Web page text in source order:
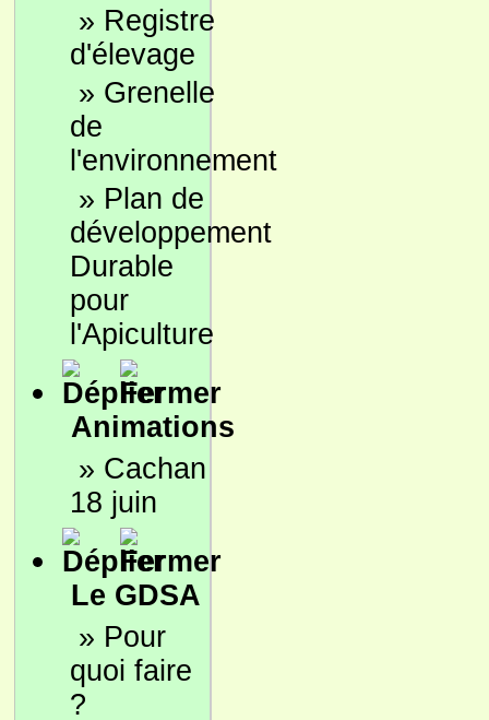
» Registre
d'élevage
» Grenelle
de
l'environnement
» Plan de
développement
Durable
pour
l'Apiculture
Animations
» Cachan
18 juin
Le GDSA
» Pour
quoi faire
?